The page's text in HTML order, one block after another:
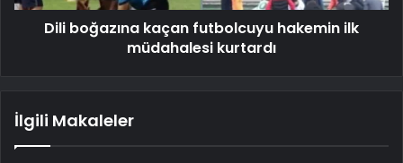
Dili boğazına kaçan futbolcuyu hakemin ilk
müdahalesi kurtardı
İlgili Makaleler